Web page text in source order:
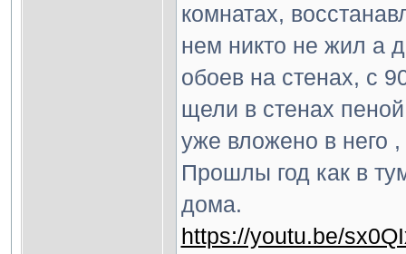
комнатах,
нем никто не жил а
обоев на стенах, с
щели в стенах
уже вложено в него
Прошлы год как в
дома.
https://youtu.be/